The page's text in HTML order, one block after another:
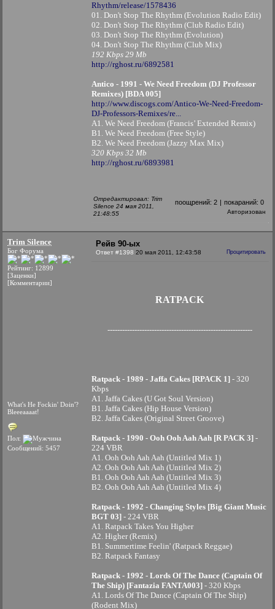
Rhythm/release/1578436
01. Don't Stop The Rhythm (Evolution Radio Edit)
02. Don't Stop The Rhythm (Club Radio Edit)
03. Don't Stop The Rhythm (Evolution)
04. Don't Stop The Rhythm (Club Mix)
192 Kbps 29 Mb
http://rghost.ru/6892581
Antico - 1991 - We Need Freedom (DJ Professor
Remixes) [BDA 005]
http://www.discogs.com/Antico-We-Need-Freedom-
DJ-Professors-Remixes/re...
A1. We Need Freedom (Francis’ Extended Remix)
B1. We Need Freedom (Free Style)
B2. We Need Freedom (Jazzy Max Mix)
320 Kbps 32 Mb
http://rghost.ru/6893981
Отредактировал: Trim
Silence 24 мая 2011,
21:48:55
поощрений: 2 | покараний: 0
Авторизован
Trim Silence
Бог Форума
Рейтинг: 12899
[Заценки]
[Комментарии]
What's He Fockin' Doin'?
Bleeeaaaat!
Пол:
Сообщений: 5457
Рейв 90-ых
Ответ #1398 20 мая 2011, 12:43:58 Процитировать
RATPACK
-----------------------------------------------------------
Ratpack - 1989 - Jaffa Cakes [RPACK 1] - 320
Kbps
A1. Jaffa Cakes (U Got Soul Version)
B1. Jaffa Cakes (Hip House Version)
B2. Jaffa Cakes (Original Street Groove)
Ratpack - 1990 - Ooh Ooh Aah Aah [R PACK 3] -
224 VBR
A1. Ooh Ooh Aah Aah (Untitled Mix 1)
A2. Ooh Ooh Aah Aah (Untitled Mix 2)
B1. Ooh Ooh Aah Aah (Untitled Mix 3)
B2. Ooh Ooh Aah Aah (Untitled Mix 4)
Ratpack - 1992 - Changing Styles [Big Giant Music
BGT 03] - 224 VBR
A1. Ratpack Takes You Higher
A2. Higher (Remix)
B1. Summertime Feelin' (Ratpack Reggae)
B2. Ratpack Fantasy
Ratpack - 1992 - Lords Of The Dance (Captain Of
The Ship) [Fantazia FANTA003] - 320 Kbps
A1. Lords Of The Dance (Captain Of The Ship)
(Rodent Mix)